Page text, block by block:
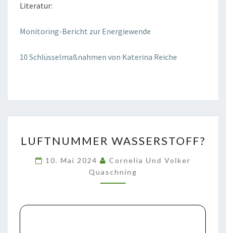
Literatur:
Monitoring-Bericht zur Energiewende
10 Schlüsselmaßnahmen von Katerina Reiche
WASSERSTOFF?
LUFTNUMMER WASSERSTOFF?
10. Mai 2024
Cornelia Und Volker
Quaschning